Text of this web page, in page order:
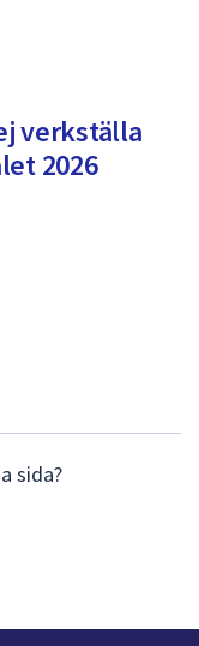
för
att
verkställa
2026
sida?